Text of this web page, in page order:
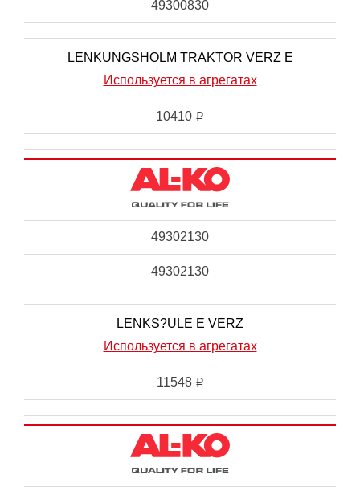
49300830
LENKUNGSHOLM TRAKTOR VERZ E
Используется в агрегатах
10410 i
49302130
49302130
LENKS?ULE E VERZ
Используется в агрегатах
11548 i